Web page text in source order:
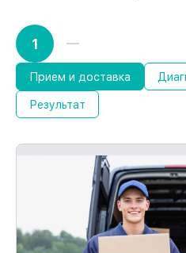
1
Прием и доставка
Результат